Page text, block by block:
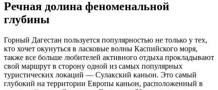
Речная долина феноменальной
глубины
Горный Дагестан пользуется популярностью не только у тех,
кто хочет окунуться в ласковые волны Каспийского моря,
также все больше любителей активного отдыха прокладывают
свой маршрут в сторону одной из самых популярных
туристических локаций — Сулакский каньон. Это самый
глубокий на территории Европы каньон, расположенный в